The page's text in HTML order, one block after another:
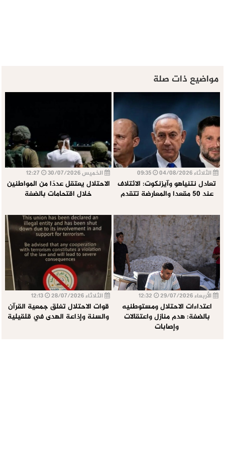
مواضيع ذات صلة
الثلاثاء 04/08/2026
تعادل نتنياهو وآيزنكوت: الائتلاف
عند 50 مقعدا والمعارضة تتقدم
الخميس 30/07/2026
الاحتلال يعتقل عددًا من المواطنين
خلال اقتحامات بالضفة
الأربعاء 29/07/2026
اعتداءات الاحتلال ومستوطنيه
بالضفة: هدم منازل واعتقالات
وإصابات
الثلاثاء 28/07/2026
قوات الاحتلال تغلق جمعية القرآن
والسنة وإذاعة الهدى في قلقيلية